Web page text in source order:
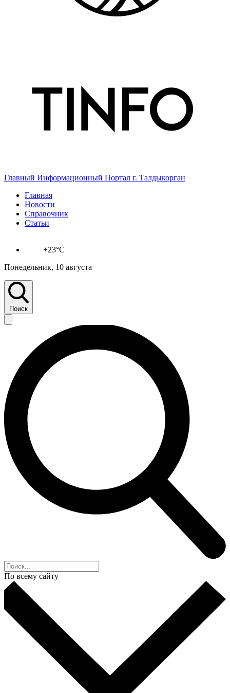
Главный Информационный Портал г. Талдыкорган
Главная
Новости
Справочник
Статьи
+23°C
Понедельник, 10 августа
Поиск
По всему сайту